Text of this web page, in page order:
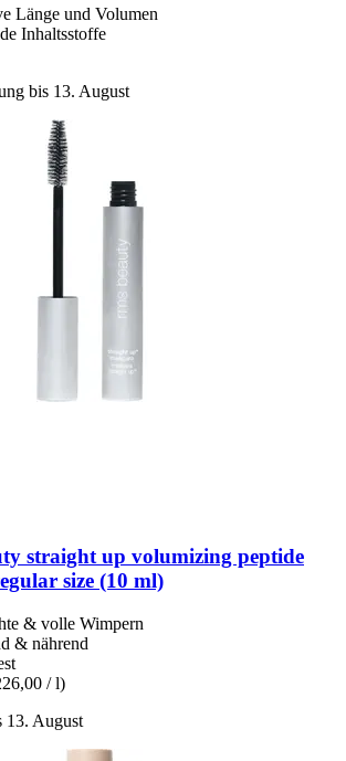
Länge und Volumen
Inhaltsstoffe
bis 13. August
straight up volumizing peptide
size (10 ml)
& volle Wimpern
& nährend
/ l)
13. August